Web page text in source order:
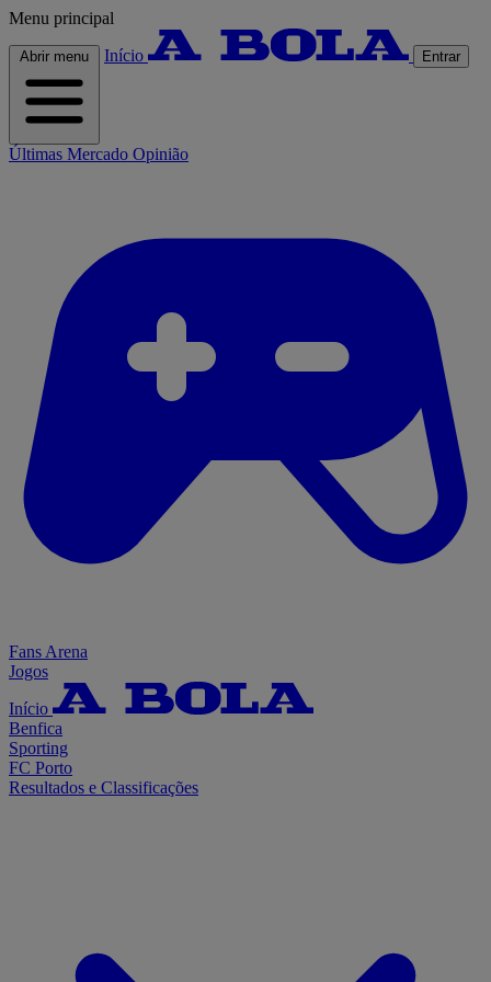
Menu principal
Abrir menu Início Entrar
Últimas Mercado Opinião
Fans Arena
Jogos
Início
Benfica
Sporting
FC Porto
Resultados e Classificações